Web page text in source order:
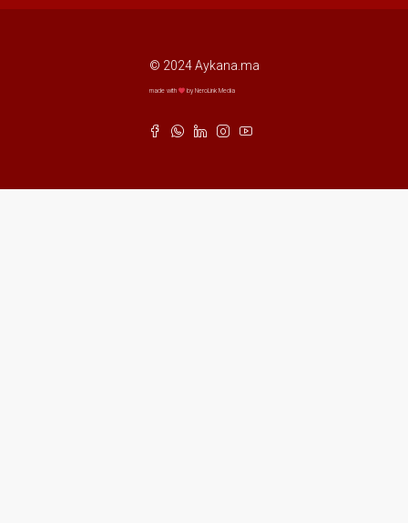
© 2024 Aykana.ma
made with by NeroLink Media